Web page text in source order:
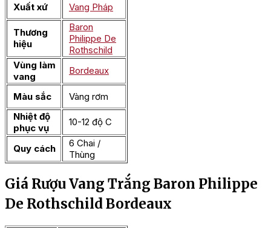
Xuất xứ
Vang Pháp
Thương
hiệu
Baron
Philippe De
Rothschild
Vùng làm
vang
Bordeaux
Màu sắc
Vàng rơm
Nhiệt độ
phục vụ
10-12 độ C
Quy cách
6 Chai /
Thùng
Giá Rượu Vang Trắng Baron Philippe
De Rothschild Bordeaux